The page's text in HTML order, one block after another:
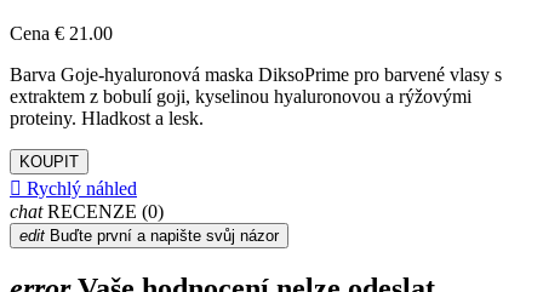
Cena € 21.00
Barva Goje-hyaluronová maska DiksoPrime pro barvené vlasy s
extraktem z bobulí goji, kyselinou hyaluronovou a rýžovými
proteiny. Hladkost a lesk.
KOUPIT
 Rychlý náhled
chatRECENZE (0)
edit Buďte první a napište svůj názor